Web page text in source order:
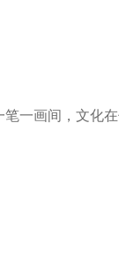
一画间，文化